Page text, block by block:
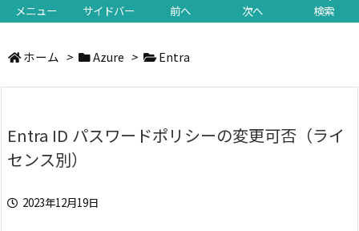
メニュー サイドバー 前へ 次へ 検索
ホーム > Azure > Entra
Entra ID パスワードポリシーの変更可否（ライ
センス別）
2023年12月19日